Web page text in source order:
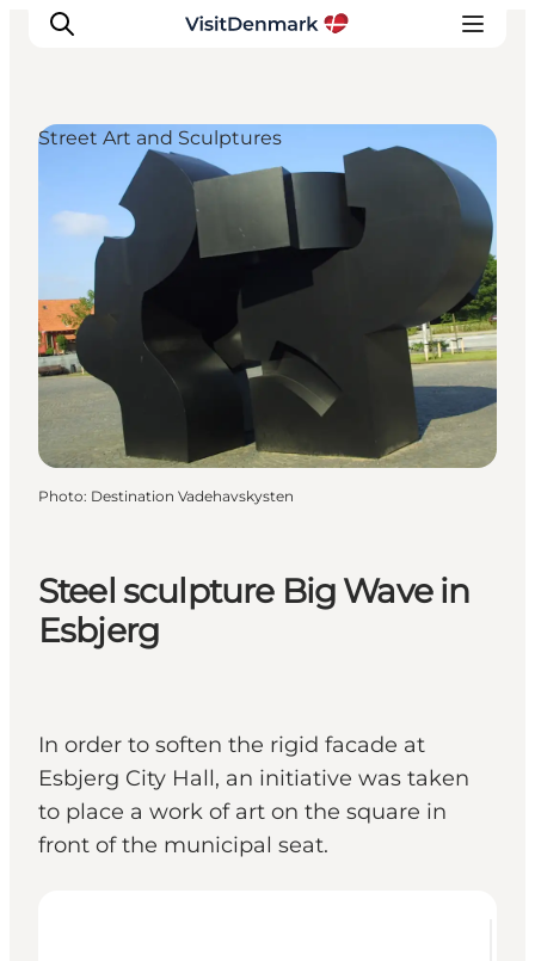
Inspirations
Destinations
Quoi faire
Hébergements
Planifiez votre voyage
Steel sculpture Big Wave in
Esbjerg
In order to soften the rigid facade at
Esbjerg City Hall, an initiative was taken
to place a work of art on the square in
front of the municipal seat.
Street Art and Sculptures
Photo: Destination Vadehavskysten